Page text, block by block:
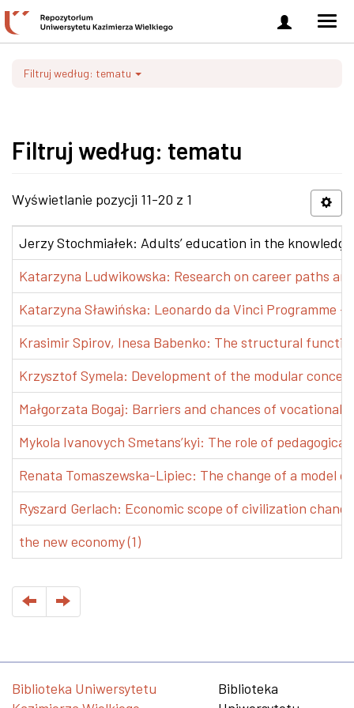
Zaloguj
się
Filtruj według: tematu
Filtruj według: tematu
Wyświetlanie pozycji 11-20 z 1
Jerzy Stochmiałek: Adults’ education in the
Katarzyna Ludwikowska: Research on career paths
Katarzyna Sławińska: Leonardo da Vinci Programme
Krasimir Spirov, Inesa Babenko: The structural
Krzysztof Symela: Development of the modular
Małgorzata Bogaj: Barriers and chances of vocational
Mykola Ivanovych Smetans’kyi: The role of
Renata Tomaszewska-Lipiec: The change of a model
Ryszard Gerlach: Economic scope of civilization
the new economy (1)
Biblioteka Uniwersytetu
Biblioteka